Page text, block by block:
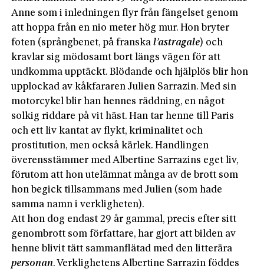
Anne som i inledningen flyr från fängelset genom
att hoppa från en nio meter hög mur. Hon bryter
foten (språngbenet, på franskal’astragale) och
kravlar sig mödosamt bort längs vägen för att
undkomma upptäckt. Blödande och hjälplös blir hon
upplockad av kåkfararen Julien Sarrazin. Med sin
motorcykel blir han hennes räddning, en något
solkig riddare på vit häst. Han tar henne till Paris
och ett liv kantat av flykt, kriminalitet och
prostitution, men också kärlek. Handlingen
överensstämmer med Albertine Sarrazins eget liv,
förutom att hon utelämnat många av de brott som
hon begick tillsammans med Julien (som hade
samma namn i verkligheten).
Att hon dog endast 29 år gammal, precis efter sitt
genombrott som författare, har gjort att bilden av
henne blivit tätt sammanflätad med den litterära
personan. Verklighetens Albertine Sarrazin föddes